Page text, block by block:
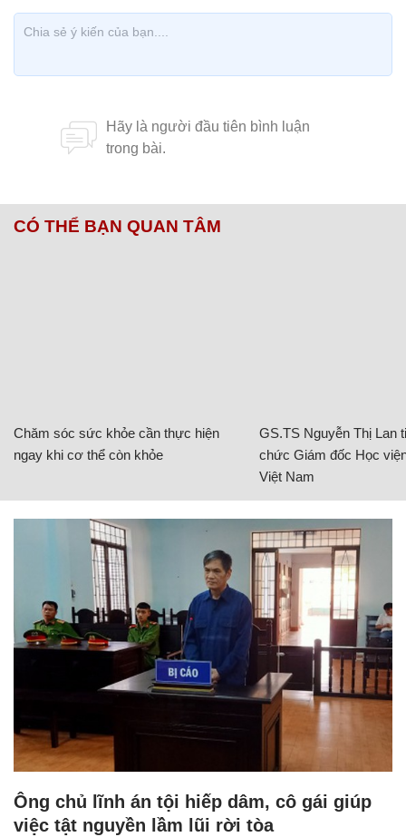
CÓ THỂ BẠN QUAN TÂM
Chăm sóc sức khỏe cần thực hiện
ngay khi cơ thể còn khỏe
GS.TS Nguyễn Thị Lan
chức Giám đốc Học
Việt Nam
Ông chủ lĩnh án tội hiếp dâm, cô gái giúp
việc tật nguyền lầm lũi rời tòa